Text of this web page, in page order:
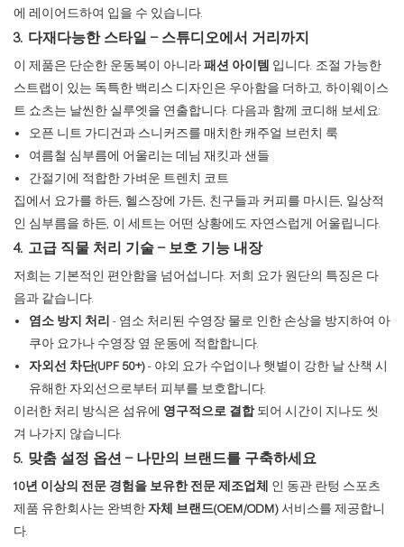
에 레이어드하여 입을 수 있습니다.
3. 다재다능한 스타일 – 스튜디오에서 거리까지
이 제품은 단순한 운동복이 아니라패션 아이템 입니다. 조절 가능한
스트랩이 있는 독특한 백리스 디자인은 우아함을 더하고, 하이웨이스
트 쇼츠는 날씬한 실루엣을 연출합니다. 다음과 함께 코디해 보세요:
오픈 니트 가디건과 스니커즈를 매치한 캐주얼 브런치 룩
여름철 심부름에 어울리는 데님 재킷과 샌들
간절기에 적합한 가벼운 트렌치 코트
집에서 요가를 하든, 헬스장에 가든, 친구들과 커피를 마시든, 일상적
인 심부름을 하든, 이 세트는 어떤 상황에도 자연스럽게 어울립니다.
4. 고급 직물 처리 기술 – 보호 기능 내장
저희는 기본적인 편안함을 넘어섭니다. 저희 요가 원단의 특징은 다
음과 같습니다.
염소 방지 처리 - 염소 처리된 수영장 물로 인한 손상을 방지하여 아
쿠아 요가나 수영장 옆 운동에 적합합니다.
자외선 차단(UPF 50+)- 야외 요가 수업이나 햇볕이 강한 날 산책 시
유해한 자외선으로부터 피부를 보호합니다.
이러한 처리 방식은 섬유에 영구적으로 결합되어 시간이 지나도 씻
겨 나가지 않습니다.
5. 맞춤 설정 옵션 – 나만의 브랜드를 구축하세요
10년 이상의 전문 경험을 보유한 전문 제조업체 인 동관 란텅 스포츠
제품 유한회사는 완벽한자체 브랜드(OEM/ODM)서비스를 제공합니
다.